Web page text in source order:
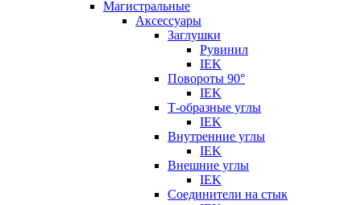
Магистральные
Аксессуары
Заглушки
Рувинил
IEK
Повороты 90°
IEK
Т-образные углы
IEK
Внутренние углы
IEK
Внешние углы
IEK
Соединители на стык